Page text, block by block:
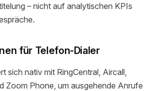
– nicht auf analytischen KPIs
für Telefon-Dialer
sich nativ mit RingCentral, Aircall,
Zoom Phone, um ausgehende Anrufe